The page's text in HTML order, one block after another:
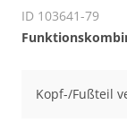
ID 103641-79
Kopf-/Fußteil